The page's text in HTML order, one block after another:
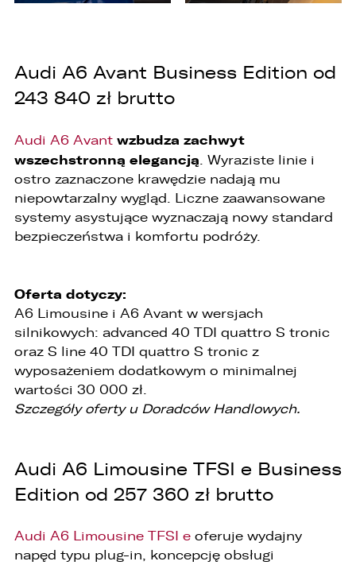
Audi A6 Avant Business Edition od
243 840 zł brutto
Audi A6 Avant wzbudza zachwyt
wszechstronną elegancją. Wyraziste linie i
ostro zaznaczone krawędzie nadają mu
niepowtarzalny wygląd. Liczne zaawansowane
systemy asystujące wyznaczają nowy standard
bezpieczeństwa i komfortu podróży.
Oferta dotyczy:
A6 Limousine i A6 Avant w wersjach
silnikowych: advanced 40 TDI quattro S tronic
oraz S line 40 TDI quattro S tronic z
wyposażeniem dodatkowym o minimalnej
wartości 30 000 zł.
Szczegóły oferty u Doradców Handlowych.
Audi A6 Limousine TFSI e Business
Edition od 257 360 zł brutto
Audi A6 Limousine TFSI e oferuje wydajny
napęd typu plug-in, koncepcję obsługi